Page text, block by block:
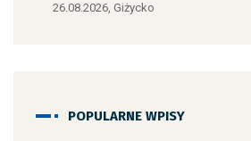
26.08.2026, Giżycko
POPULARNE WPISY